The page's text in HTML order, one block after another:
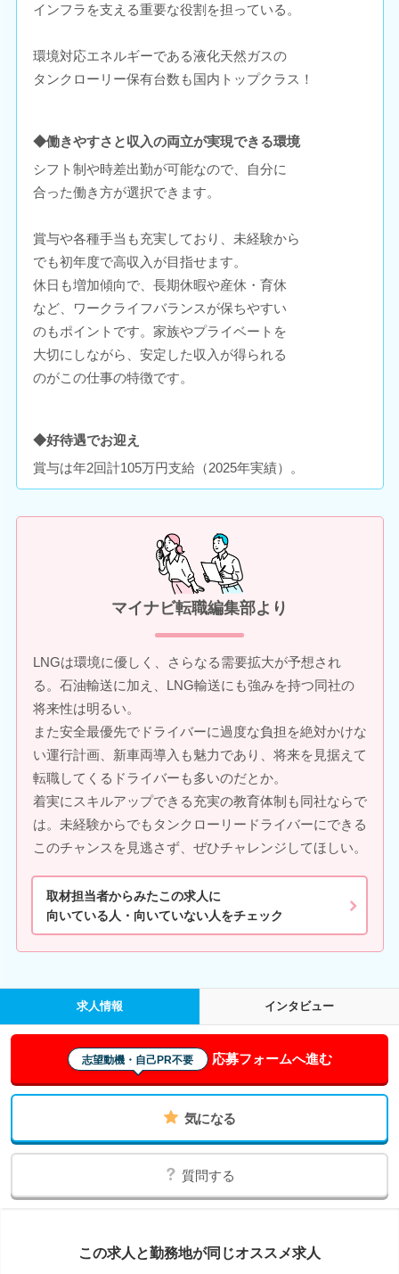
インフラを支える重要な役割を担っている。
環境対応エネルギーである液化天然ガスの
タンクローリー保有台数も国内トップクラス！
◆働きやすさと収入の両立が実現できる環境
シフト制や時差出勤が可能なので、自分に
合った働き方が選択できます。
賞与や各種手当も充実しており、未経験から
でも初年度で高収入が目指せます。
休日も増加傾向で、長期休暇や産休・育休
など、ワークライフバランスが保ちやすい
のもポイントです。家族やプライベートを
大切にしながら、安定した収入が得られる
のがこの仕事の特徴です。
◆好待遇でお迎え
賞与は年2回計105万円支給（2025年実績）。
マイナビ転職編集部より
LNGは環境に優しく、さらなる需要拡大が予想され
る。石油輸送に加え、LNG輸送にも強みを持つ同社の
将来性は明るい。
また安全最優先でドライバーに過度な負担を絶対かけな
い運行計画、新車両導入も魅力であり、将来を見据えて
転職してくるドライバーも多いのだとか。
着実にスキルアップできる充実の教育体制も同社ならで
は。未経験からでもタンクローリードライバーにできる
このチャンスを見逃さず、ぜひチャレンジしてほしい。
取材担当者からみたこの求人に
向いている人・向いていない人をチェック
求人情報 インタビュー
志望動機・自己PR不要 応募フォームへ進む
気になる
質問する
この求人と勤務地が同じオススメ求人